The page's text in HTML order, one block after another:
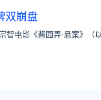
双崩盘
智电影《酱园弄·悬案》